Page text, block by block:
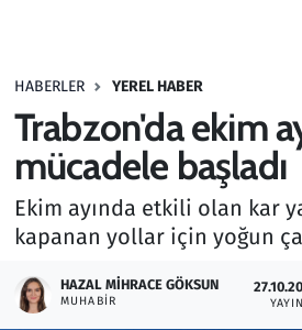
HABERLER YEREL HABER
Trabzon'da ekim
mücadele başladı
Ekim ayında etkili olan kar
kapanan yollar için yoğun
HAZAL MIHRACE GÖKSUN
MUHABIR
Haber
Kültür Sanat
Kurumsal Haberler